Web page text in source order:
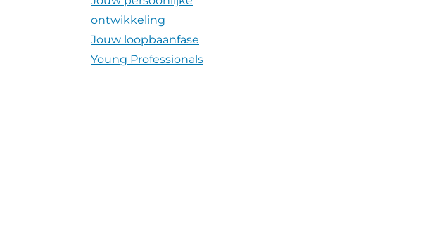
ontwikkeling
Jouw loopbaanfase
Young Professionals